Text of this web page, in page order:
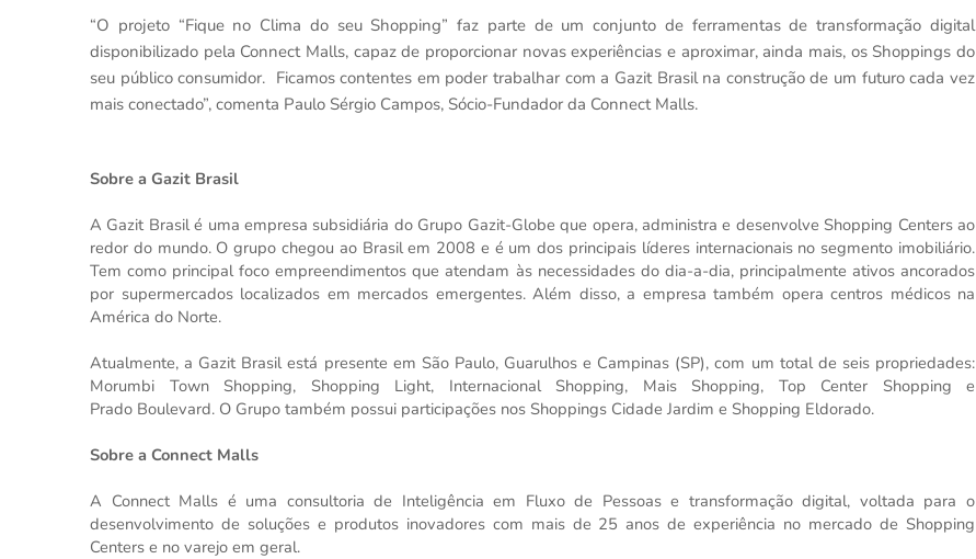
“O projeto “Fique no Clima do seu Shopping” faz parte de um conjunto de ferramentas de transformação digital
disponibilizado pela Connect Malls, capaz de proporcionar novas experiências e aproximar, ainda mais, os Shoppings do
seu público consumidor. Ficamos contentes em poder trabalhar com a Gazit Brasil na construção de um futuro cada vez
mais conectado”, comenta Paulo Sérgio Campos, Sócio-Fundador da Connect Malls.
Sobre a Gazit Brasil
A Gazit Brasil é uma empresa subsidiária do Grupo Gazit-Globe que opera, administra e desenvolve Shopping Centers ao
redor do mundo. O grupo chegou ao Brasil em 2008 e é um dos principais líderes internacionais no segmento imobiliário.
Tem como principal foco empreendimentos que atendam às necessidades do dia-a-dia, principalmente ativos ancorados
por supermercados localizados em mercados emergentes. Além disso, a empresa também opera centros médicos na
América do Norte.
Atualmente, a Gazit Brasil está presente em São Paulo, Guarulhos e Campinas (SP), com um total de seis propriedades:
Morumbi Town Shopping, Shopping Light, Internacional Shopping, Mais Shopping, Top Center Shopping e
Prado Boulevard. O Grupo também possui participações nos Shoppings Cidade Jardim e Shopping Eldorado.
Sobre a Connect Malls
A Connect Malls é uma consultoria de Inteligência em Fluxo de Pessoas e transformação digital, voltada para o
desenvolvimento de soluções e produtos inovadores com mais de 25 anos de experiência no mercado de Shopping
Centers e no varejo em geral.